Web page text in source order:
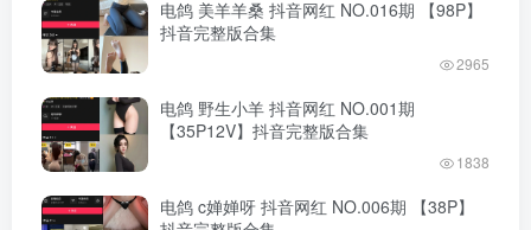
电鸽 美羊羊桑 抖音网红 NO.016期 【98P】
抖音完整版合集
2965
电鸽 野生小羊 抖音网红 NO.001期
【35P12V】抖音完整版合集
1838
电鸽 c婵婵呀 抖音网红 NO.006期 【38P】